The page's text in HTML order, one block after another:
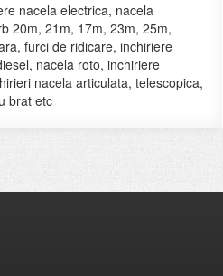
nacela electrica, nacela
20m, 21m, 17m, 23m, 25m,
furci de ridicare, inchiriere
nacela roto, inchiriere
nacela articulata, telescopica,
brat etc